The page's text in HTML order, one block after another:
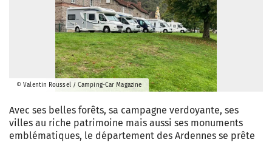
© Valentin Roussel / Camping-Car Magazine
Avec ses belles forêts, sa campagne verdoyante, ses
villes au riche patrimoine mais aussi ses monuments
emblématiques, le département des Ardennes se prête